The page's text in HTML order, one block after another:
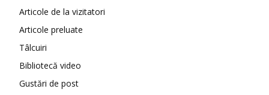
Articole de la vizitatori
Articole preluate
Tâlcuiri
Bibliotecă video
Gustări de post